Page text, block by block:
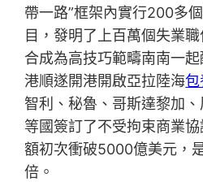
帶一路”框架內實行200多
目，發明了上百萬個失業
合成為高技巧範疇南南一
港順遂開港開啟亞拉陸海
智利、秘魯、哥斯達黎加
等國簽訂了不受拘束商業
額初次衝破5000億美元，
倍。